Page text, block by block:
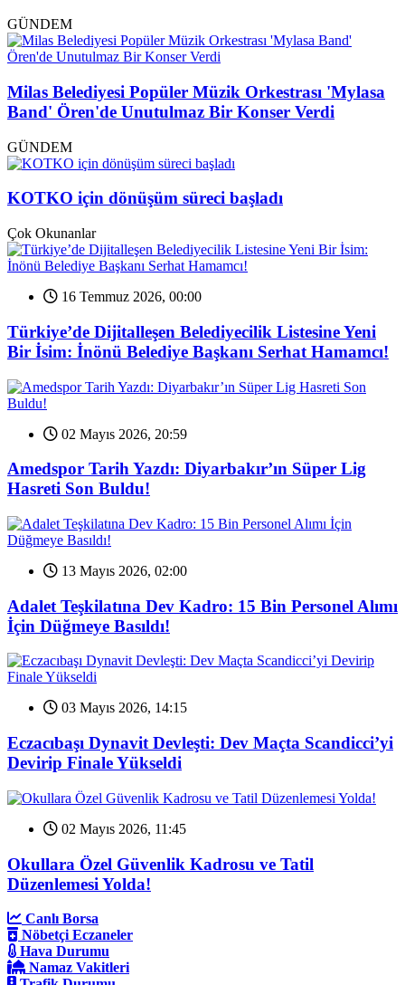
GÜNDEM
Milas Belediyesi Popüler Müzik Orkestrası 'Mylasa
Band' Ören'de Unutulmaz Bir Konser Verdi
GÜNDEM
KOTKO için dönüşüm süreci başladı
Çok Okunanlar
16 Temmuz 2026, 00:00
Türkiye’de Dijitalleşen Belediyecilik Listesine Yeni
Bir İsim: İnönü Belediye Başkanı Serhat Hamamcı!
02 Mayıs 2026, 20:59
Amedspor Tarih Yazdı: Diyarbakır’ın Süper Lig
Hasreti Son Buldu!
13 Mayıs 2026, 02:00
Adalet Teşkilatına Dev Kadro: 15 Bin Personel Alımı
İçin Düğmeye Basıldı!
03 Mayıs 2026, 14:15
Eczacıbaşı Dynavit Devleşti: Dev Maçta Scandicci’yi
Devirip Finale Yükseldi
02 Mayıs 2026, 11:45
Okullara Özel Güvenlik Kadrosu ve Tatil
Düzenlemesi Yolda!
Canlı Borsa
Nöbetçi Eczaneler
Hava Durumu
Namaz Vakitleri